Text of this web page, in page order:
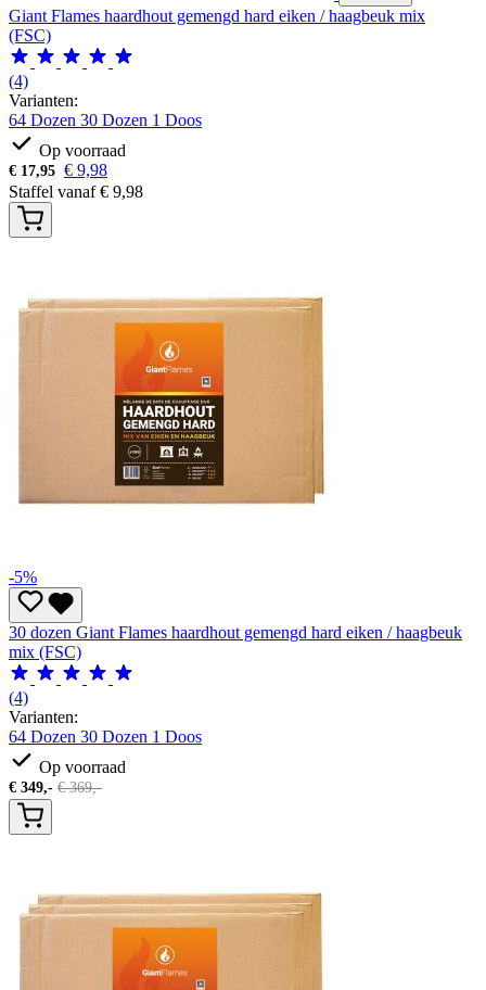
Giant Flames haardhout gemengd hard eiken / haagbeuk mix
(FSC)
(4)
Varianten:
64 Dozen 30 Dozen 1 Doos
Op voorraad
€ 17,95 € 9,98
Staffel vanaf€ 9,98
-5%
30 dozen Giant Flames haardhout gemengd hard eiken / haagbeuk
mix (FSC)
(4)
Varianten:
64 Dozen 30 Dozen 1 Doos
Op voorraad
€ 349,- €369,-